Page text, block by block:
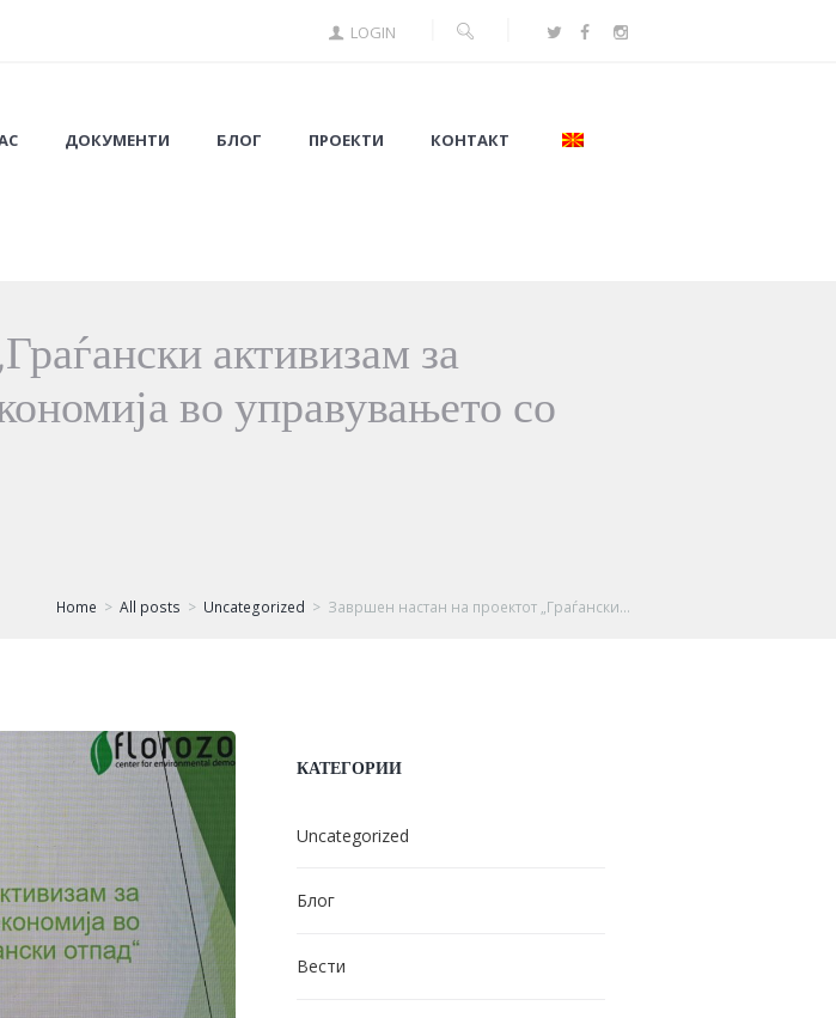
LOGIN
ДОКУМЕНТИ БЛОГ ПРОЕКТИ КОНТАКТ
активизам за
во управувањето со
Home All posts Uncategorized Завршен настан на проектот „Граѓански...
КАТЕГОРИИ
Uncategorized
Блог
Вести